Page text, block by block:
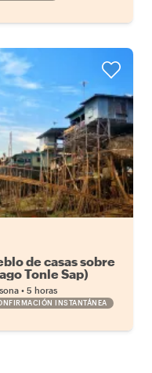
de casas sobre
Tonle Sap)
• 5 horas
INSTANTÁNEA